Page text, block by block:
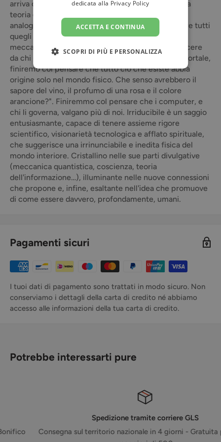
arriva così a mettere radicalmente in discussione la
teoria che ci descrive come macchine biologiche
analoghe ai computer e che tralascia di considerare tutti
quegli aspetti che non rispettano i paradigmi
meccanicisti e riduzionisti: "Se ci lasciamo convincere
da chi ci dice che siamo soltanto il nostro corpo mortale,
finiremo col pensare che tutto ciò che esiste abbia
origine solo nel mondo fisico. Che senso avrebbero il
sapore del vino, il profumo di una rosa e il colore
arancione?". Finiremmo col pensare che i computer, e
chi li governa, valgano più di noi. Irriducibile è un saggio
entusiasmante, capace di tenere assieme rigore
scientifico, visionarietà tecnologica e afflato spirituale,
che suggerisce una irrinunciabile e inedita fisica del
mondo interiore. Cristallino nelle sue parti divulgative
(meccanica quantistica, coscienza, teoria
dell'informazione…), illuminante nelle nuove connessioni
che propone e, infine, esaltante nell'idea che promuove
di come essere davvero, profondamente, umani.
Pagamenti sicuri
I tuoi dati di pagamento sono trattati in modo sicuro. Non
conserviamo i dettagli della carta di credito né abbiamo
accesso alle informazioni della tua carta di credito.
Potrebbe interessarti pure
Spedizione tramite corriere GLS
Consegna sul territorio nazionale in 4 giorni - Gratuita per ordini
dedicata alla Privacy Policy
ACCETTA E CONTINUA
SCOPRI DI PIÙ E PERSONALIZZA